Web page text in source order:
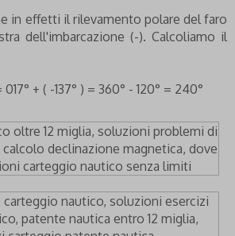
in effetti il rilevamento polare del faro
dell'imbarcazione (-). Calcoliamo il
017° + ( -137° ) = 360° - 120° = 240°